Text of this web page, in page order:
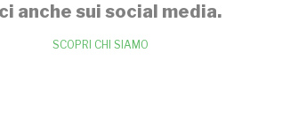
anche sui social media.
SCOPRI CHI SIAMO